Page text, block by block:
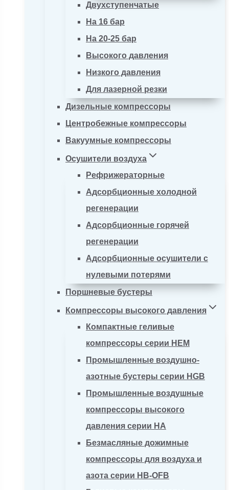
Двухступенчатые
На 16 бар
На 20-25 бар
Высокого давления
Низкого давления
Для лазерной резки
Дизельные компрессоры
Центробежные компрессоры
Вакуумные компрессоры
Осушители воздуха
Рефрижераторные
Адсорбционные холодной
регенерации
Адсорбционные горячей
регенерации
Адсорбционные осушители с
нулевыми потерями
Поршневые бустеры
Компрессоры высокого давления
Компактные геливые
компрессоры серии HEM
Промышленные воздушно-
азотные бустеры серии HGB
Промышленные воздушные
компрессоры высокого
давления серии HA
Безмасляные дожимные
компрессоры для воздуха и
азота серии HB-OFB